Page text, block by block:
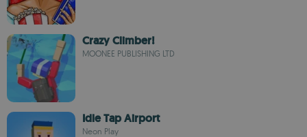
Crazy Climber!
MOONEE PUBLISHING LTD
Idle Tap Airport
Neon Play